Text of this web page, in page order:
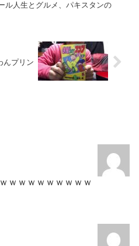
ル人生とグルメ、パキスタンの
プリン
ｗｗｗｗｗｗｗｗｗ